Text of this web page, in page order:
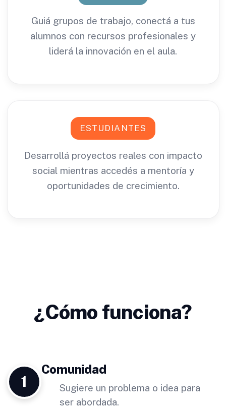
Guiá grupos de trabajo, conectá a tus
alumnos con recursos profesionales y
liderá la innovación en el aula.
ESTUDIANTES
Desarrollá proyectos reales con impacto
social mientras accedés a mentoría y
oportunidades de crecimiento.
¿Cómo funciona?
1
Comunidad
Sugiere un problema o idea para
ser abordada.